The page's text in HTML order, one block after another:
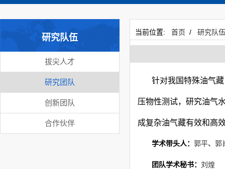
研究队伍
拔尖人才
研究团队
创新团队
合作伙伴
当前位置: 首页 / 研究队伍
针对我国特殊油气
压物性测试，研究油气
成复杂油气藏有效和高
学术带头人： 郭平、 郭
团队学术秘书： 刘煌